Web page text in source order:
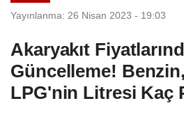
Yayınlanma: 26 Nisan 2023 - 19:03
Akaryakıt
Güncelleme!
LPG'nin Litresi Kaç